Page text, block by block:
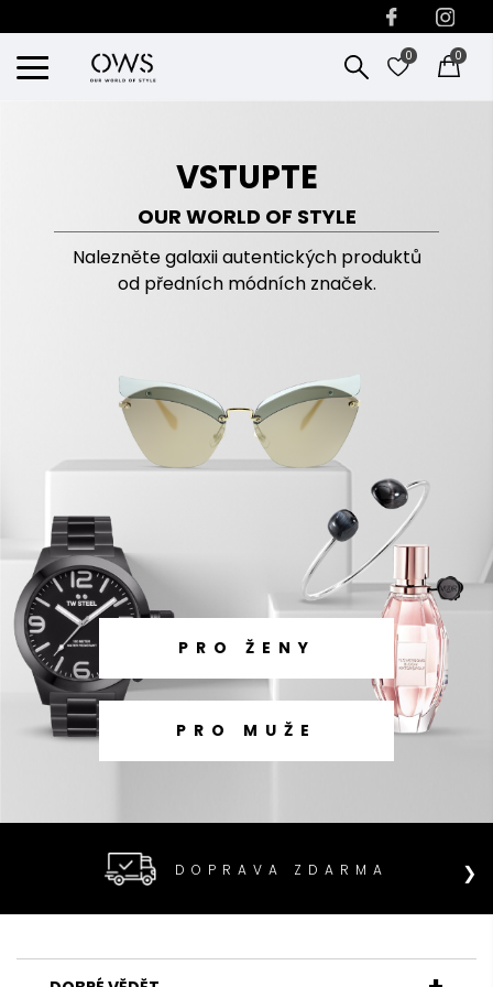
0
0
VSTUPTE
OUR WORLD OF STYLE
Nalezněte galaxii autentických produktů
od předních módních značek.
PRO ŽENY
PRO MUŽE
DOPRAVA ZDARMA ❯